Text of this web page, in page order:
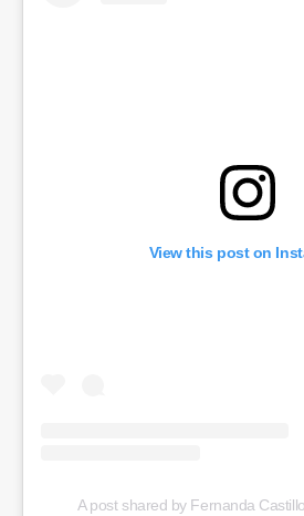
View this post on
A post shared by Fernanda